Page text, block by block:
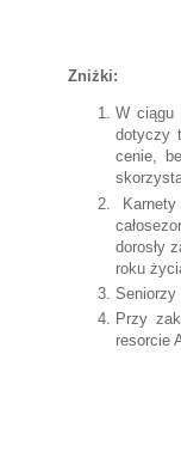
Zniżki:
W ciągu
dotyczy
cenie,
dorosły
roku
Seniorzy
Przy
resorcie